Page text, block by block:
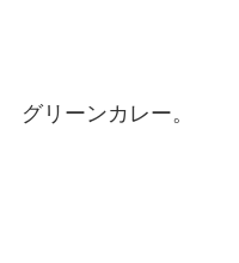
グリーンカレー。